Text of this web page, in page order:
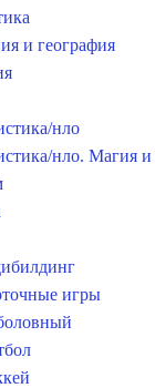
и география
нло
нло. Магия и
игры